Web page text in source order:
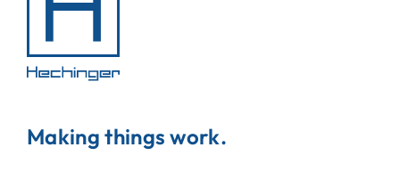
Making things work.